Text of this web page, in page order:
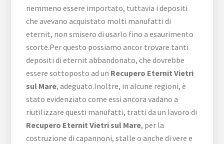
nemmeno essere importato, tuttavia i depositi
che avevano acquistato molti manufatti di
eternit, non smisero di usarlo fino a esaurimento
scorte.Per questo possiamo ancor trovare tanti
depositi di eternit abbandonato, che dovrebbe
essere sottoposto ad un Recupero Eternit Vietri
sul Mare, adeguato.Inoltre, in alcune regioni, è
stato evidenziato come essi ancora vadano a
riutilizzare questi manufatti, tratti da un lavoro di
Recupero Eternit Vietri sul Mare, per la
costruzione di capannoni, stalle o anche di vere e